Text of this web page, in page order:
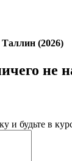
(2026)
не
и будьте в